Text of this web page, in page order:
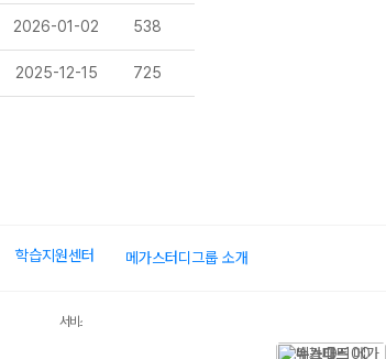
2026-01-02 538
2025-12-15 725
학습지원센터 메가스터디그룹 소개
서비스 가입사실 확인